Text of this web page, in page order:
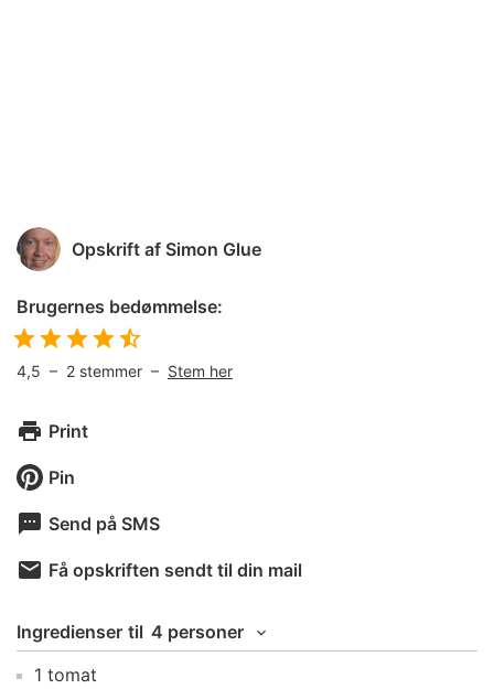
Opskrift af Simon Glue
Brugernes bedømmelse:
4,5 – 2 stemmer – Stem her
Print
Pin
Send på SMS
Få opskriften sendt til din mail
Ingredienser til 4 personer
1 tomat